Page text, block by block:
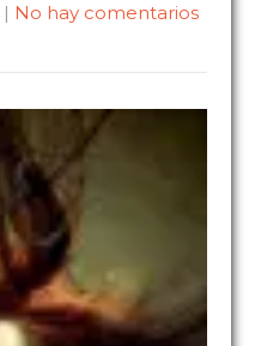
| No hay comentarios